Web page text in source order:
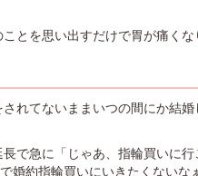
とを思い出すだけで胃が痛く
れてないままいつの間にか結
で急に「じゃあ、指輪買いに
婚約指輪買いにいきたくないな